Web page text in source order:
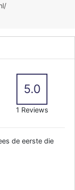
5.0
1 Reviews
de eerste die